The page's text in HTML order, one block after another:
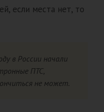
если места нет, то
в России начали
ПТС,
не может.